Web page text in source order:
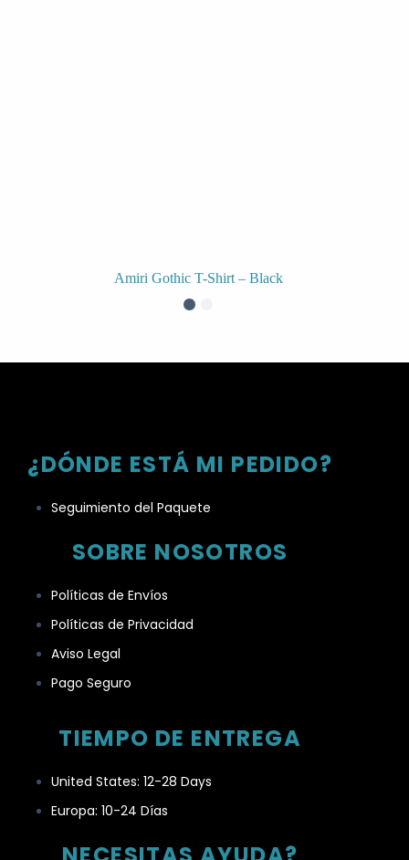
Amiri Gothic T-Shirt – Black
¿DÓNDE ESTÁ MI PEDIDO?
Seguimiento del Paquete
SOBRE NOSOTROS
Políticas de Envíos
Políticas de Privacidad
Aviso Legal
Pago Seguro
TIEMPO DE ENTREGA
United States: 12-28 Days
Europa: 10-24 Días